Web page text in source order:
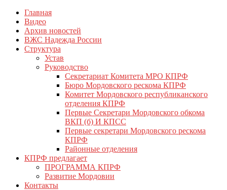
Перейти
содержимому
КПРФ Мордовия
Мордовское Региональное отделение КПРФ
Главная
Видео
Архив новостей
ВЖС Надежда России
Структура
Устав
Руководство
Секретариат Комитета МРО КПРФ
Бюро Мордовского рескома КПРФ
Комитет Мордовского республиканского
отделения КПРФ
Первые Секретари Мордовского обкома
ВКП (б) И КПСС
Первые секретари Мордовского рескома
КПРФ
Районные отделения
КПРФ предлагает
ПРОГРАММА КПРФ
Развитие Мордовии
Контакты